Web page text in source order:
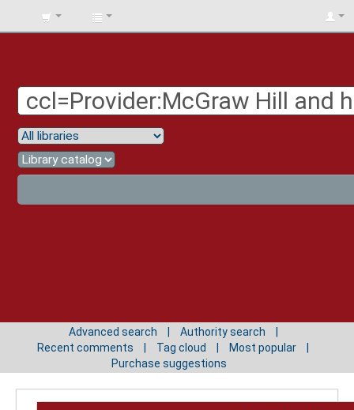
BIBLIOTECA
Advanced search
Authority search
Recent comments
Tag cloud
Most popular
Purchase suggestions